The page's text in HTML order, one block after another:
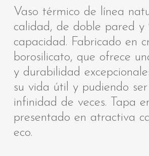
Vaso térmico de línea
calidad, de doble pared y
capacidad. Fabricado en
borosilicato, que ofrece
y durabilidad
su vida útil y pudiendo
infinidad de veces. Tapa
presentado en atractiva
eco.